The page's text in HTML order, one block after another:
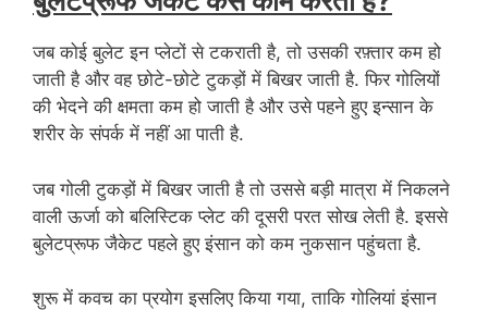
जब कोई बुलेट इन प्लेटों से टकराती है, तो उसकी रफ़्तार कम हो
जाती है और वह छोटे-छोटे टुकड़ों में बिखर जाती है. फिर गोलियों
की भेदने की क्षमता कम हो जाती है और उसे पहने हुए इन्सान के
शरीर के संपर्क में नहीं आ पाती है.
जब गोली टुकड़ों में बिखर जाती है तो उससे बड़ी मात्रा में निकलने
वाली ऊर्जा को बलिस्टिक प्लेट की दूसरी परत सोख लेती है. इससे
बुलेटप्रूफ जैकेट पहले हुए इंसान को कम नुकसान पहुंचता है.
शुरू में कवच का प्रयोग इसलिए किया गया, ताकि गोलियां इंसान